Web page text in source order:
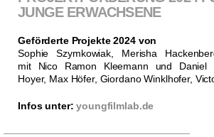
JUNGE ERWACHSENE
Geförderte Projekte 2024 von
Sophie Szymkowiak, Merisha
mit Nico Ramon Kleemann und Daniel
Hoyer, Max Höfer, Giordano Winklhofer,
Infos unter:youngfilmlab.de